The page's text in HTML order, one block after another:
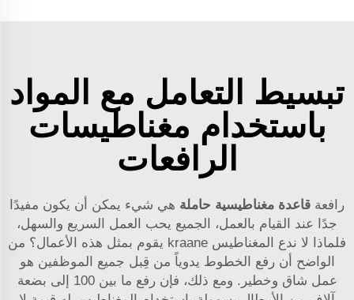
تبسيط التعامل مع المواد
باستخدام مغناطيسات
الرافعات
رافعة قاعدة مغناطيسية حاملة هي شيء يمكن أن يكون مفيدًا
جدًا عند القيام بالعمل، الجميع يحب العمل السريع والسهل،
فلماذا لا ندع المغناطيس kraane يقوم بمثل هذه الأعمال؟ من
الواضح أن رفع الخطوط يدوياً من قِبل جميع الموظفين هو
عمل شاق وخطير. ومع ذلك، فإن رفع ما بين 100 إلى بضعة